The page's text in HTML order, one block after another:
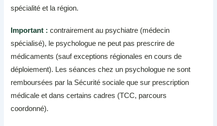
spécialité et la région.
Important : contrairement au psychiatre (médecin
spécialisé), le psychologue ne peut pas prescrire de
médicaments (sauf exceptions régionales en cours de
déploiement). Les séances chez un psychologue ne sont
remboursées par la Sécurité sociale que sur prescription
médicale et dans certains cadres (TCC, parcours
coordonné).